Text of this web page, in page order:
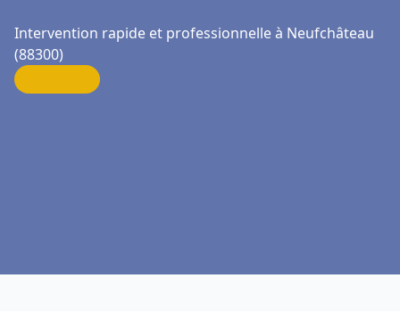
Intervention rapide et professionnelle à Neufchâteau
(88300)